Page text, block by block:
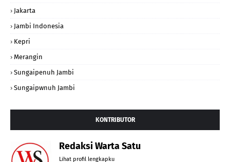
Jakarta
Jambi Indonesia
Kepri
Merangin
Sungaipenuh Jambi
Sungaipwnuh Jambi
KONTRIBUTOR
Redaksi Warta Satu
Lihat profil lengkapku